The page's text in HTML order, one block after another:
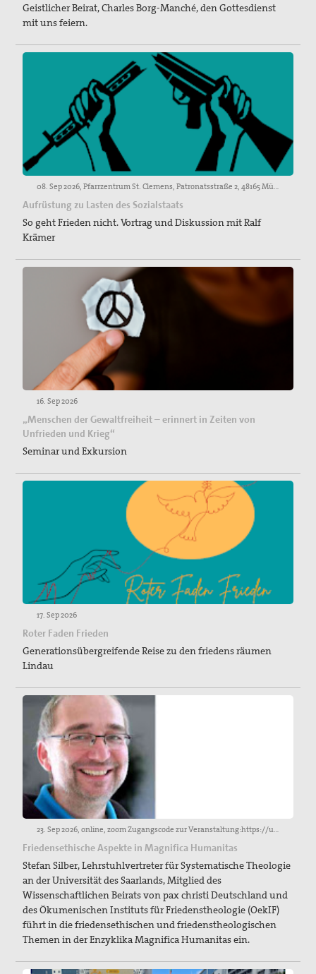
Geistlicher Beirat, Charles Borg-Manché, den Gottesdienst
mit uns feiern.
08. Sep 2026, Pfarrzentrum St. Clemens, Patronatsstraße 2, 48165 Münster
Aufrüstung zu Lasten des Sozialstaats
So geht Frieden nicht. Vortrag und Diskussion mit Ralf
Krämer
16. Sep 2026
„Menschen der Gewaltfreiheit – erinnert in Zeiten von
Unfrieden und Krieg“
Seminar und Exkursion
17. Sep 2026
Roter Faden Frieden
Generationsübergreifende Reise zu den friedens räumen
Lindau
23. Sep 2026, online, zoom Zugangscode zur Veranstaltung:https://us06web.zoom.us/j/84659162808?pwd=dPnfrWeIBXxDlI3N5CFfUJvgvNYfZJ.1
Friedensethische Aspekte in Magnifica Humanitas
Stefan Silber, Lehrstuhlvertreter für Systematische Theologie
an der Universität des Saarlands, Mitglied des
Wissenschaftlichen Beirats von pax christi Deutschland und
des Ökumenischen Instituts für Friedenstheologie (OekIF)
führt in die friedensethischen und friedenstheologischen
Themen in der Enzyklika Magnifica Humanitas ein.